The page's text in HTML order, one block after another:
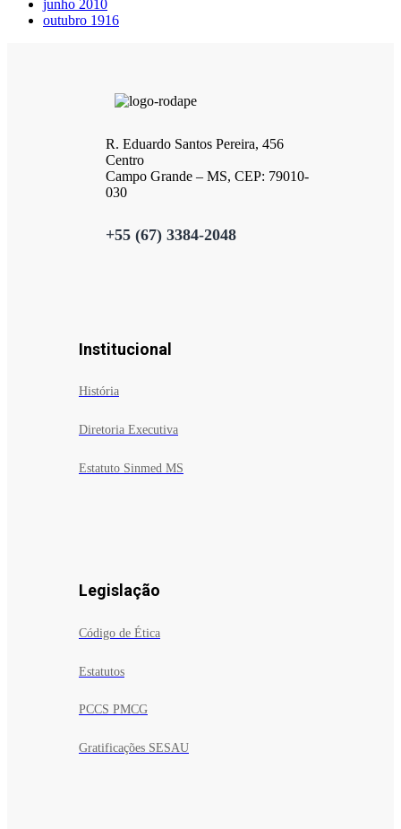
junho 2010
outubro 1916
R. Eduardo Santos Pereira, 456
Centro
Campo Grande – MS, CEP: 79010-
030
+55 (67) 3384-2048
Institucional
História
Diretoria Executiva
Estatuto Sinmed MS
Legislação
Código de Ética
Estatutos
PCCS PMCG
Gratificações SESAU